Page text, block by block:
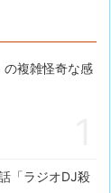
の複雑怪奇な感
「ラジオDJ殺